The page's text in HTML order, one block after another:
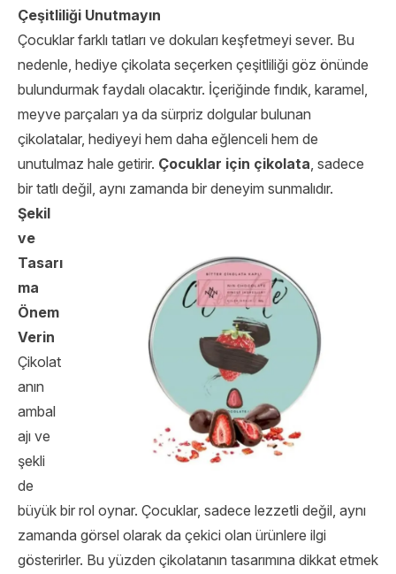
Çeşitliliği Unutmayın
Çocuklar farklı tatları ve dokuları keşfetmeyi sever. Bu
nedenle, hediye çikolata seçerken çeşitliliği göz önünde
bulundurmak faydalı olacaktır. İçeriğinde fındık, karamel,
meyve parçaları ya da sürpriz dolgular bulunan
çikolatalar, hediyeyi hem daha eğlenceli hem de
unutulmaz hale getirir. Çocuklar için çikolata, sadece
bir tatlı değil, aynı zamanda bir deneyim sunmalıdır.
Şekil
ve
Tasarı
ma
Önem
Verin
Çikolat
anın
ambal
ajı ve
şekli
de
büyük bir rol oynar. Çocuklar, sadece lezzetli değil, aynı
zamanda görsel olarak da çekici olan ürünlere ilgi
gösterirler. Bu yüzden çikolatanın tasarımına dikkat etmek